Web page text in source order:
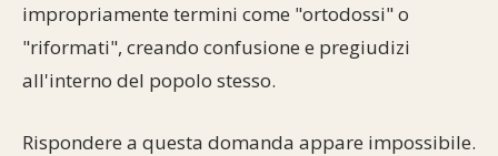
Opere di Maimonide Dal nostro archivio
impropriamente termini come "ortodossi" o
"riformati", creando confusione e pregiudizi
all'interno del popolo stesso.
Rispondere a questa domanda appare impossibile.